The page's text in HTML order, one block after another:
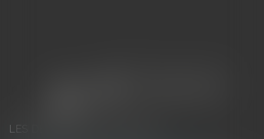
LES DERNIÈRES ACTUALITÉS